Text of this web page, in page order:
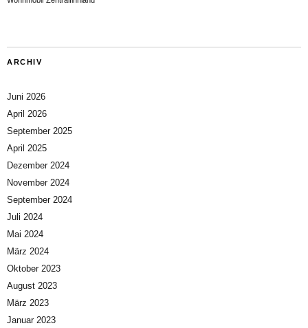
ARCHIV
Juni 2026
April 2026
September 2025
April 2025
Dezember 2024
November 2024
September 2024
Juli 2024
Mai 2024
März 2024
Oktober 2023
August 2023
März 2023
Januar 2023